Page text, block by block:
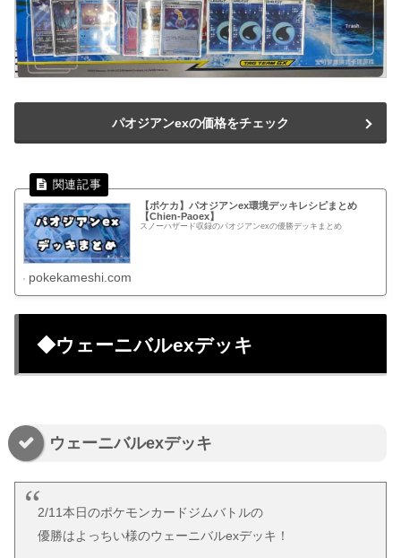
パオジアンexの価格をチェック
【ポケカ】パオジアンex環境デッキレシピまとめ
【Chien-Paoex】
スノーハザード収録のパオジアンexの優勝デッキまとめ
pokekameshi.com
◆ウェーニバルexデッキ
ウェーニバルexデッキ
2/11本日のポケモンカードジムバトルの
優勝はよっちい様のウェーニバルexデッキ！